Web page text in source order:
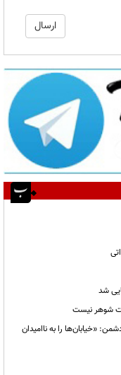
شوهر نیست
«خیابان‌ها را به ناامیدان